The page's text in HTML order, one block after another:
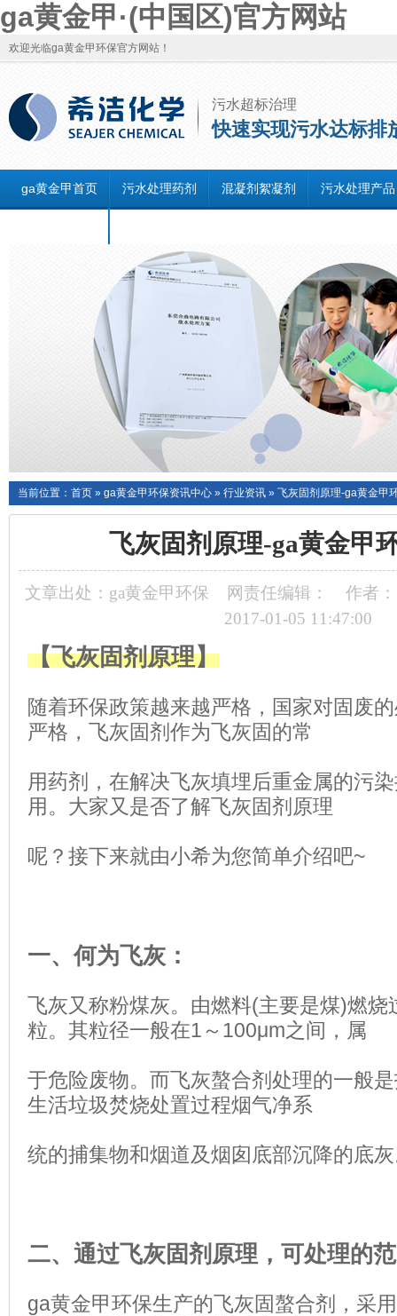
ga黄金甲·(中国区)官方网站
欢迎光临ga黄金甲环保官方网站！
污水超标治理
快速实现污水达标排
ga黄金甲首页 污水处理药剂 混凝剂絮凝剂 污水处理产品
当前位置： 首页 » ga黄金甲环保资讯中心 » 行业资讯 » 飞灰固剂原理-ga黄金甲
飞灰固剂原理-ga黄金甲
文章出处：ga黄金甲环保 网责任编辑：
作者：
2017-01-05 11:47:00
【飞灰固剂原理】
随着环保政策越来越严格，国家对固废
严格，飞灰固剂作为飞灰固的常
用药剂，在解决飞灰填埋后重金属的污
用。大家又是否了解飞灰固剂 原理
呢？接下来就由小希为您简单介绍吧~
一、何为飞灰：
飞灰又称粉煤灰。由燃料(主要是煤)燃烧
粒。其粒径一般在1～100μm之间，属
于危险废物。而飞灰螯合剂处理的一般
生活垃圾焚烧处置过程烟气净系
统的捕集物和烟道及烟囱底部沉降的底
二、通过飞灰固剂原理，可处理的
ga黄金甲环保生产的飞灰固螯合剂，采